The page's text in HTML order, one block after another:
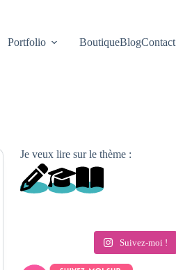
Portfolio BoutiqueBlogContact
Je veux lire sur le thème :
Suivez-moi !